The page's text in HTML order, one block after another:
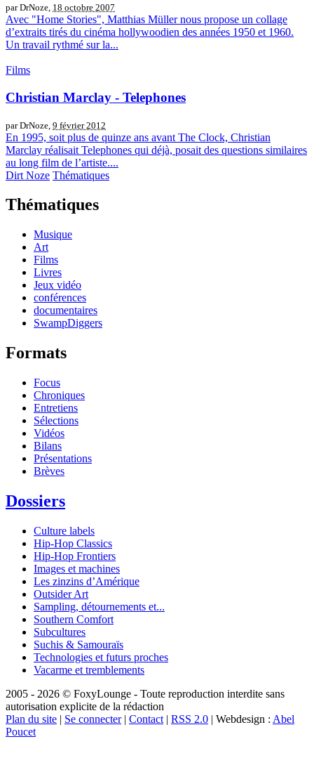
par DrNoze, 18 octobre 2007
Avec "Home Stories", Matthias Müller nous propose un collage
d’extraits tirés du cinéma hollywoodien des années 1950 et 1960.
Un travail rythmé sur la...
Films
Christian Marclay - Telephones
par DrNoze, 9 février 2012
En 1995, soit plus de quinze ans avant The Clock, Christian
Marclay réalisait Telephones qui déjà, posait des questions similaires
au long film de l’artiste....
Dirt Noze Thématiques
Thématiques
Musique
Art
Films
Livres
Jeux vidéo
conférences
documentaires
SwampDiggers
Formats
Focus
Chroniques
Entretiens
Sélections
Vidéos
Bilans
Présentations
Brèves
Dossiers
Culture labels
Hip-Hop Classics
Hip-Hop Frontiers
Images et machines
Les zinzins d’Amérique
Outsider Art
Sampling, détournements et...
Southern Comfort
Subcultures
Suchis & Samouraïs
Technologies et futurs proches
Vacarme et tremblements
2005 - 2026 © FoxyLounge - Toute reproduction interdite sans
autorisation explicite de la rédaction
Plan du site | Se connecter| Contact | RSS 2.0 | Webdesign : Abel
Poucet